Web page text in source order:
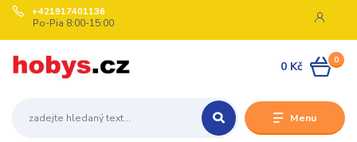
Menu
+421917401136
Po-Pia 8:00-15:00
0
0 Kč